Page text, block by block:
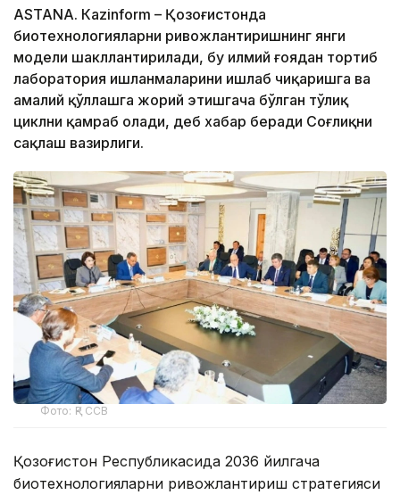
ASTANА. Кazinform – Қозоғистонда
биотехнологияларни ривожлантиришнинг янги
модели шакллантирилади, бу илмий ғоядан тортиб
лаборатория ишланмаларини ишлаб чиқаришга ва
амалий қўллашга жорий этишгача бўлган тўлиқ
циклни қамраб олади, деб хабар беради Соғлиқни
сақлаш вазирлиги.
Фото: ҚР ССВ
Қозоғистон Республикасида 2036 йилгача
биотехнологияларни ривожлантириш стратегияси